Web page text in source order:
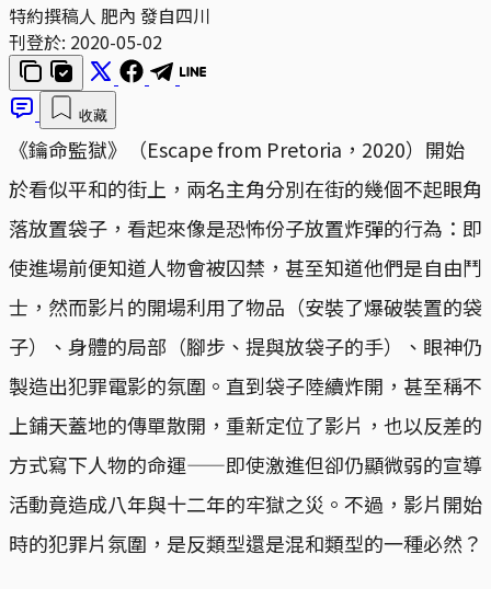
特約撰稿人 肥內 發自四川
刊登於: 2020-05-02
收藏
《鑰命監獄》（Escape from Pretoria‎，2020）開始
於看似平和的街上，兩名主角分別在街的幾個不起眼角
落放置袋子，看起來像是恐怖份子放置炸彈的行為：即
使進場前便知道人物會被囚禁，甚至知道他們是自由鬥
士，然而影片的開場利用了物品（安裝了爆破裝置的袋
子）、身體的局部（腳步、提與放袋子的手）、眼神仍
製造出犯罪電影的氛圍。直到袋子陸續炸開，甚至稱不
上鋪天蓋地的傳單散開，重新定位了影片，也以反差的
方式寫下人物的命運——即使激進但卻仍顯微弱的宣導
活動竟造成八年與十二年的牢獄之災。不過，影片開始
時的犯罪片氛圍，是反類型還是混和類型的一種必然？